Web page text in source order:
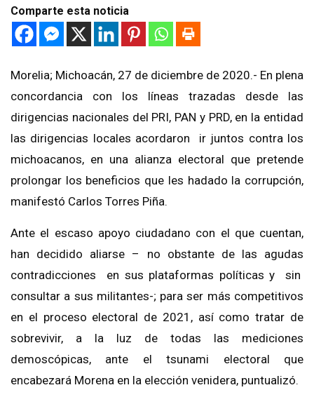
Comparte esta noticia
Morelia; Michoacán, 27 de diciembre de 2020.- En plena
concordancia con los líneas trazadas desde las
dirigencias nacionales del PRI, PAN y PRD, en la entidad
las dirigencias locales acordaron irjuntos contra los
michoacanos, en una alianza electoral que pretende
prolongar los beneficios que les hadado la corrupción,
manifestó Carlos Torres Piña.
Ante el escaso apoyo ciudadano con el que cuentan,
han decidido aliarse – no obstante de las agudas
contradicciones en sus plataformas políticas y sin
consultar a sus militantes-; para ser más competitivos
en el proceso electoral de 2021 , así como tratar de
sobrevivir, a la luz de todas las mediciones
demoscópicas, ante el tsunami electoral que
encabezará Morena en la elección venidera, puntualizó.